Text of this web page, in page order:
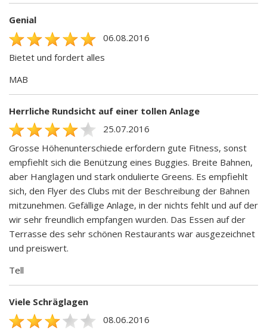
Genial
06.08.2016
Bietet und fordert alles
MAB
Herrliche Rundsicht auf einer tollen Anlage
25.07.2016
Grosse Höhenunterschiede erfordern gute Fitness, sonst
empfiehlt sich die Benützung eines Buggies. Breite Bahnen,
aber Hanglagen und stark ondulierte Greens. Es empfiehlt
sich, den Flyer des Clubs mit der Beschreibung der Bahnen
mitzunehmen. Gefällige Anlage, in der nichts fehlt und auf der
wir sehr freundlich empfangen wurden. Das Essen auf der
Terrasse des sehr schönen Restaurants war ausgezeichnet
und preiswert.
Tell
Viele Schräglagen
08.06.2016